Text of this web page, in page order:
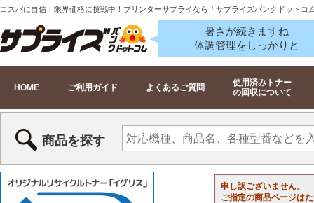
コスパに自信！限界価格に挑戦中！プリンターサプライなら「サプライズバンクドットコ
暑さが続きますね
体調管理をしっかりと
HOME ご利用ガイド よくあるご質問
使用済みトナー
の回収について
商品を探す
申し訳ございません。
ご指定の商品ページは